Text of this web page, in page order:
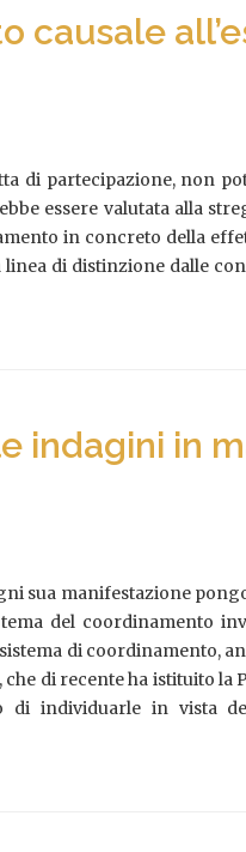
causale
di partecipazione, non
essere valutata alla
in concreto della
di distinzione dalle
indagini in
sua manifestazione
del coordinamento
di coordinamento,
di recente ha istituito la
di individuarle in vista